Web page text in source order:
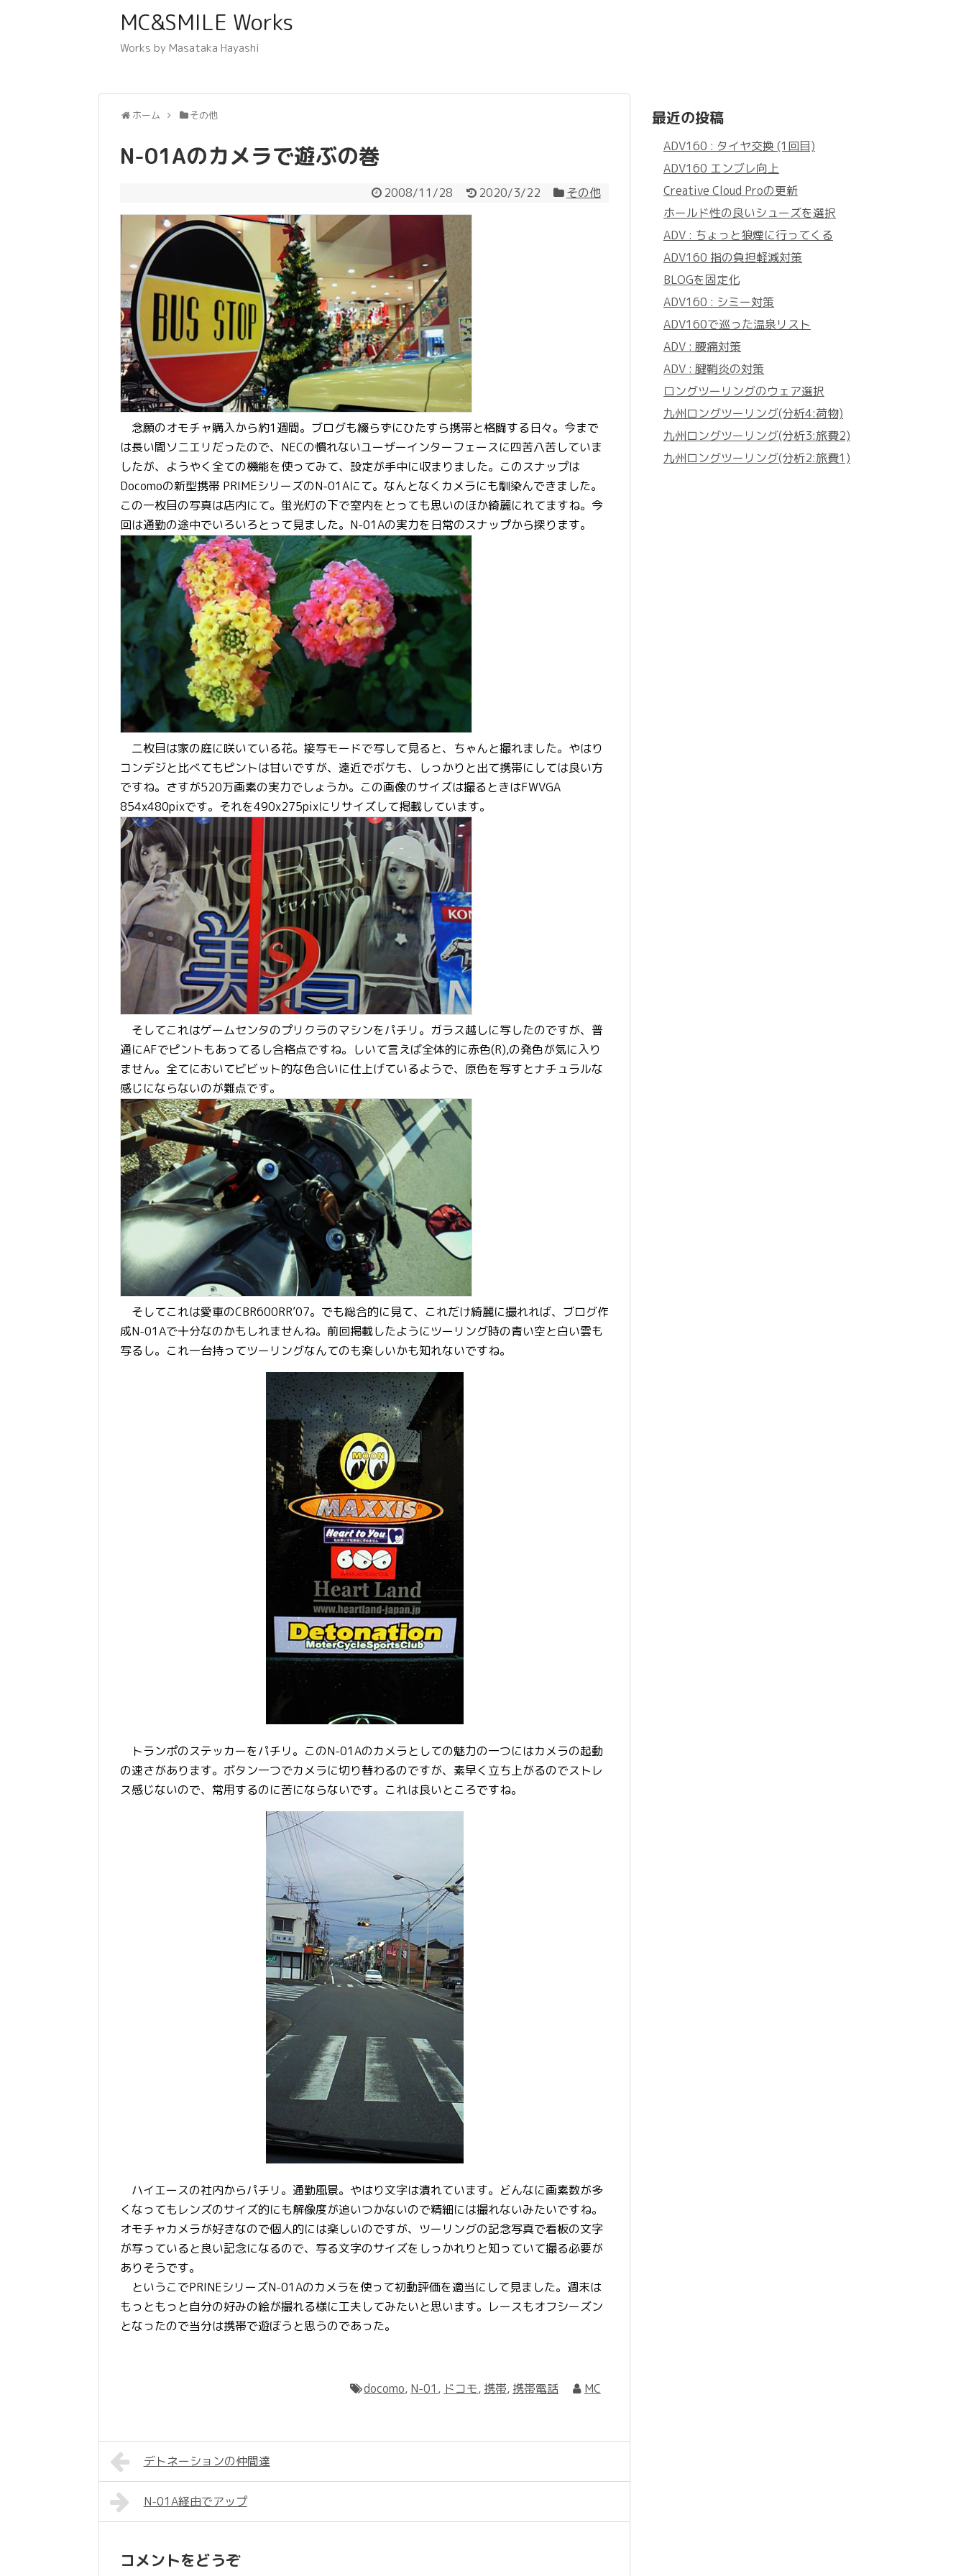
MC&SMILE Works
Works by Masataka Hayashi
ホーム その他
N-01Aのカメラで遊ぶの巻
2008/11/28 2020/3/22 その他
念願のオモチャ購入から約1週間。ブログも綴らずにひたすら携帯と格闘する日々。今まで
は長い間ソニエリだったので、NECの慣れないユーザーインターフェースに四苦八苦していま
したが、ようやく全ての機能を使ってみて、設定が手中に収まりました。このスナップは
Docomoの新型携帯 PRIMEシリーズのN-01Aにて。なんとなくカメラにも馴染んできました。
この一枚目の写真は店内にて。蛍光灯の下で室内をとっても思いのほか綺麗にれてますね。今
回は通勤の途中でいろいろとって見ました。N-01Aの実力を日常のスナップから探ります。
二枚目は家の庭に咲いている花。接写モードで写して見ると、ちゃんと撮れました。やはり
コンデジと比べてもピントは甘いですが、遠近でボケも、しっかりと出て携帯にしては良い方
ですね。さすが520万画素の実力でしょうか。この画像のサイズは撮るときはFWVGA
854x480pixです。それを490x275pixにリサイズして掲載しています。
そしてこれはゲームセンタのプリクラのマシンをパチリ。ガラス越しに写したのですが、普
通にAFでピントもあってるし合格点ですね。しいて言えば全体的に赤色(R),の発色が気に入り
ません。全てにおいてビビット的な色合いに仕上げているようで、原色を写すとナチュラルな
感じにならないのが難点です。
そしてこれは愛車のCBR600RR’07。でも総合的に見て、これだけ綺麗に撮れれば、ブログ作
成N-01Aで十分なのかもしれませんね。前回掲載したようにツーリング時の青い空と白い雲も
写るし。これ一台持ってツーリングなんてのも楽しいかも知れないですね。
トランポのステッカーをパチリ。このN-01Aのカメラとしての魅力の一つにはカメラの起動
の速さがあります。ボタン一つでカメラに切り替わるのですが、素早く立ち上がるのでストレ
ス感じないので、常用するのに苦にならないです。これは良いところですね。
ハイエースの社内からパチリ。通勤風景。やはり文字は潰れています。どんなに画素数が多
くなってもレンズのサイズ的にも解像度が追いつかないので精細には撮れないみたいですね。
オモチャカメラが好きなので個人的には楽しいのですが、ツーリングの記念写真で看板の文字
が写っていると良い記念になるので、写る文字のサイズをしっかれりと知っていて撮る必要が
ありそうです。
というこでPRINEシリーズN-01Aのカメラを使って初動評価を適当にして見ました。週末は
もっともっと自分の好みの絵が撮れる様に工夫してみたいと思います。レースもオフシーズン
となったので当分は携帯で遊ぼうと思うのであった。
docomo, N-01 , ドコモ, 携帯, 携帯電話 MC
デトネーションの仲間達
N-01A経由でアップ
コメントをどうぞ
最近の投稿
ADV160 : タイヤ交換 (1回目)
ADV160 エンブレ向上
Creative Cloud Proの更新
ホールド性の良いシューズを選択
ADV : ちょっと狼煙に行ってくる
ADV160 指の負担軽減対策
BLOGを固定化
ADV160 : シミー対策
ADV160で巡った温泉リスト
ADV : 腰痛対策
ADV : 腱鞘炎の対策
ロングツーリングのウェア選択
九州ロングツーリング(分析4:荷物)
九州ロングツーリング(分析3:旅費2)
九州ロングツーリング(分析2:旅費1)